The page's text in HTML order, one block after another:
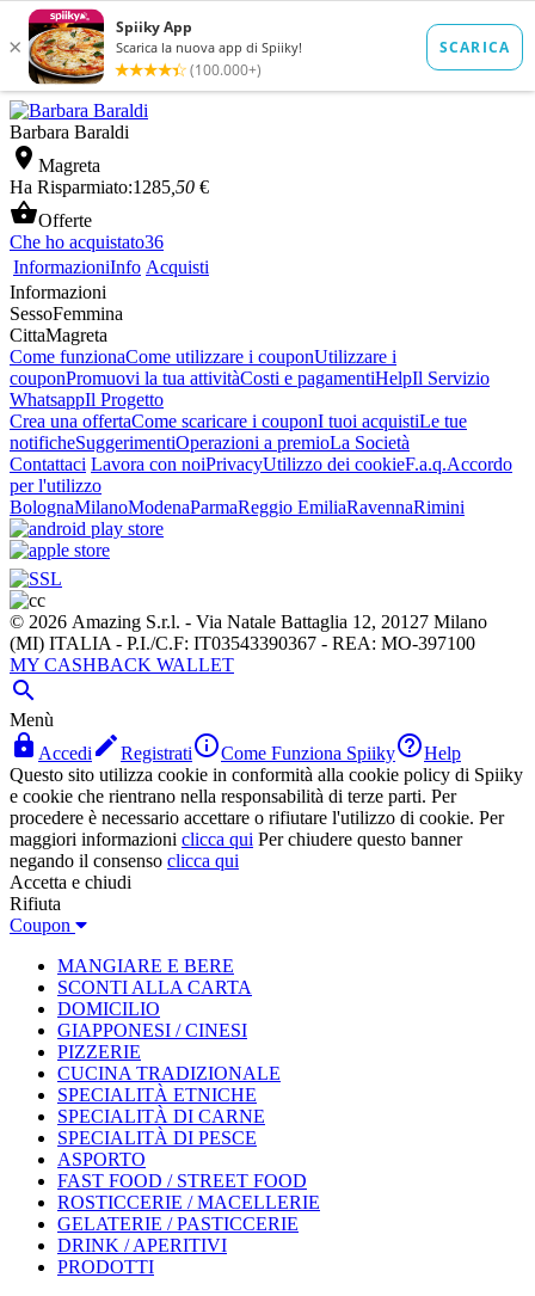
Barbara Baraldi
 Magreta
Ha Risparmiato:1285 ,50 €
Offerte
Che ho acquistato36
InformazioniInfo Acquisti
Informazioni
SessoFemmina
CittaMagreta
Come funzionaCome utilizzare i couponUtilizzare i
couponPromuovi la tua attivitàCosti e pagamentiHelpIl Servizio
WhatsappIl Progetto
Crea una offertaCome scaricare i couponI tuoi acquistiLe tue
notificheSuggerimentiOperazioni a premioLa Società
Contattaci Lavora con noiPrivacyUtilizzo dei cookieF.a.q.Accordo
per l'utilizzo
BolognaMilanoModenaParmaReggio EmiliaRavennaRimini
© 2026 Amazing S.r.l. - Via Natale Battaglia 12, 20127 Milano
(MI) ITALIA - P.I./C.F: IT03543390367 - REA: MO-397100
MY CASHBACK WALLET

Menù
 Accedi RegistratiCome Funziona SpiikyHelp
Questo sito utilizza cookie in conformità alla cookie policy di Spiiky
e cookie che rientrano nella responsabilità di terze parti. Per
procedere è necessario accettare o rifiutare l'utilizzo di cookie. Per
maggiori informazioni clicca qui Per chiudere questo banner
negando il consenso clicca qui
Accetta e chiudi
Rifiuta
Coupon
MANGIARE E BERE
SCONTI ALLA CARTA
DOMICILIO
GIAPPONESI / CINESI
PIZZERIE
CUCINA TRADIZIONALE
SPECIALITÀ ETNICHE
SPECIALITÀ DI CARNE
SPECIALITÀ DI PESCE
ASPORTO
FAST FOOD / STREET FOOD
ROSTICCERIE / MACELLERIE
GELATERIE / PASTICCERIE
DRINK / APERITIVI
PRODOTTI